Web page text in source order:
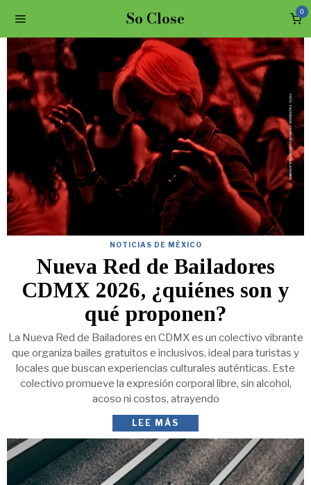
So Close 0
NOTICIAS DE MÉXICO
Nueva Red de Bailadores
CDMX 2026, ¿quiénes son y
qué proponen?
La Nueva Red de Bailadores en CDMX es un colectivo vibrante
que organiza bailes gratuitos e inclusivos, ideal para turistas y
locales que buscan experiencias culturales auténticas. Este
colectivo promueve la expresión corporal libre, sin alcohol,
acoso ni costos, atrayendo
LEE MÁS